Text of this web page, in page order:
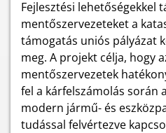
Fejlesztési lehetőségekkel
mentőszervezeteket a
támogatás uniós pályázat
meg. A projekt célja, hogy
mentőszervezetek
fel a kárfelszámolás során
modern jármű- és
tudással felvértezve